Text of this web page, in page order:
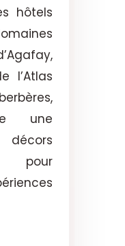
hôtels
l’Atlas
une
pour